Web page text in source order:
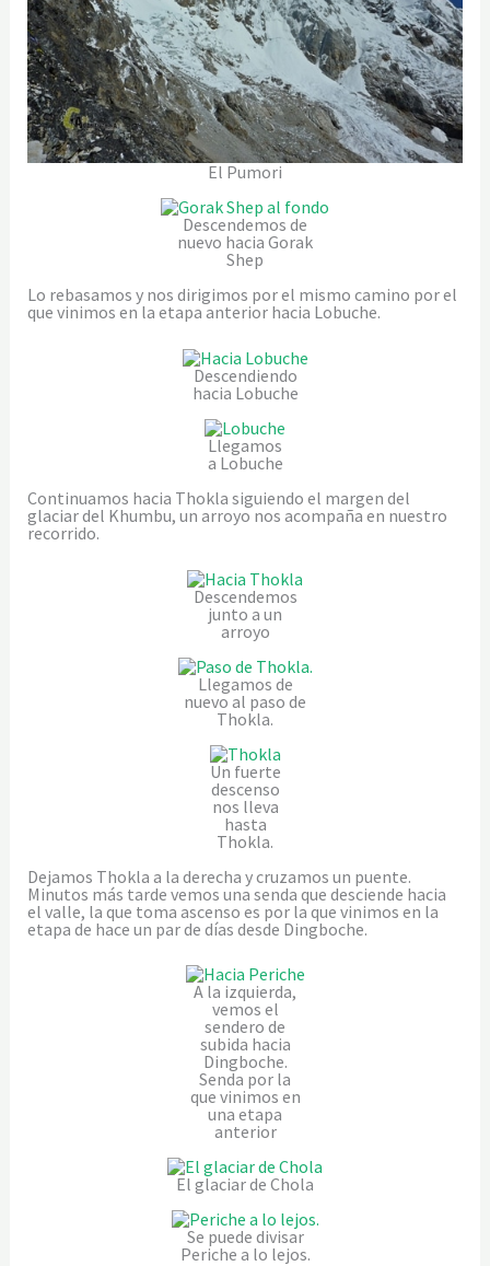
El Pumori
Descendemos de
nuevo hacia Gorak
Shep
Lo rebasamos y nos dirigimos por el mismo camino por el
que vinimos en la etapa anterior hacia Lobuche.
Descendiendo
hacia Lobuche
Llegamos
a Lobuche
Continuamos hacia Thokla siguiendo el margen del
glaciar del Khumbu, un arroyo nos acompaña en nuestro
recorrido.
Descendemos
junto a un
arroyo
Llegamos de
nuevo al paso de
Thokla.
Un fuerte
descenso
nos lleva
hasta
Thokla.
Dejamos Thokla a la derecha y cruzamos un puente.
Minutos más tarde vemos una senda que desciende hacia
el valle, la que toma ascenso es por la que vinimos en la
etapa de hace un par de días desde Dingboche.
A la izquierda,
vemos el
sendero de
subida hacia
Dingboche.
Senda por la
que vinimos en
una etapa
anterior
El glaciar de Chola
Se puede divisar
Periche a lo lejos.